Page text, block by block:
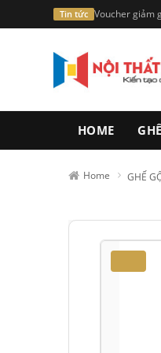
Tin tức Voucher giảm
HOME
Home GHẾ